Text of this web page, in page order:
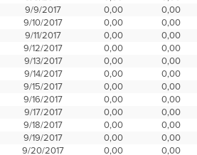
9/9/2017
0,00 0,00
9/10/2017
0,00 0,00
9/11/2017
0,00 0,00
9/12/2017
0,00 0,00
9/13/2017
0,00 0,00
9/14/2017
0,00 0,00
9/15/2017
0,00 0,00
9/16/2017
0,00 0,00
9/17/2017
0,00 0,00
9/18/2017
0,00 0,00
9/19/2017
0,00 0,00
9/20/2017
0,00 0,00